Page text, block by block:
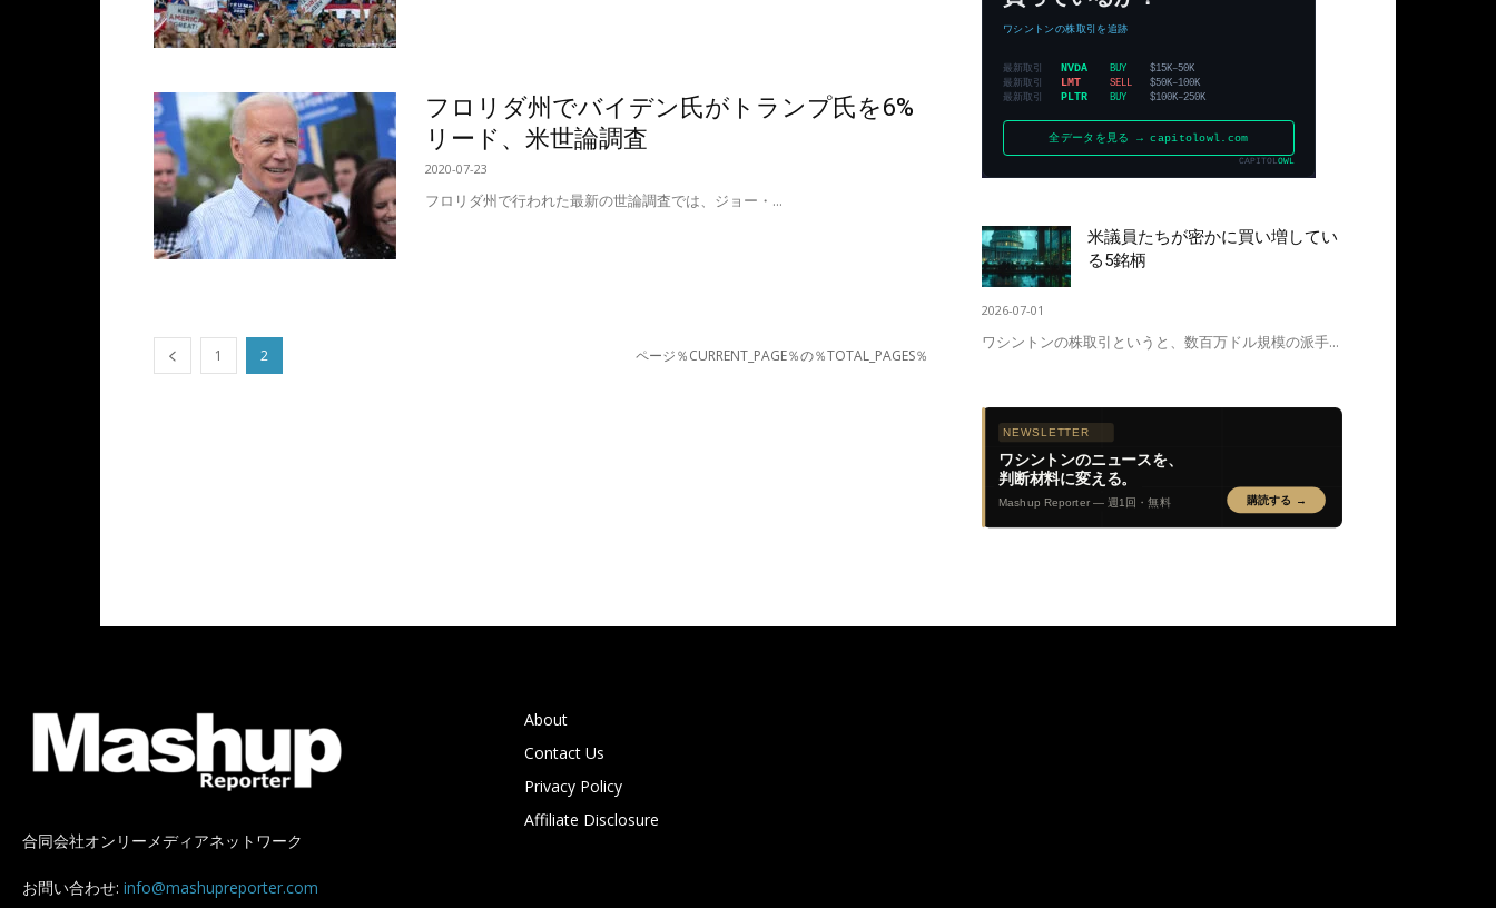
フロリダ州でバイデン氏がトランプ氏を6%
リード、米世論調査
2020-07-23
フロリダ州で行われた最新の世論調査では、ジョー・...
1 2 ページ％CURRENT_PAGE％の％TOTAL_PAGES％
米議員たちが密かに買い増してい
る5銘柄
2026-07-01
ワシントンの株取引というと、数百万ドル規模の派手...
NEWSLETTER
ワシントンのニュースを、
判断材料に変える。
Mashup Reporter — 週1回・無料 購読する →
合同会社オンリーメディアネットワーク
お問い合わせ: info@mashupreporter.com
About
Contact Us
Privacy Policy
Affiliate Disclosure